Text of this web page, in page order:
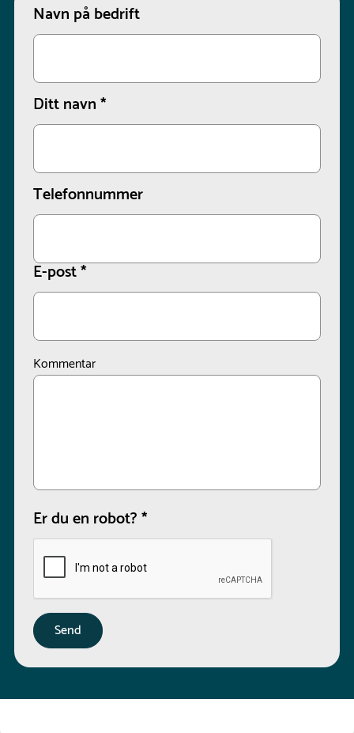
Navn på bedrift
Ditt navn*
Telefonnummer
E-post*
Kommentar
Er du en robot?*